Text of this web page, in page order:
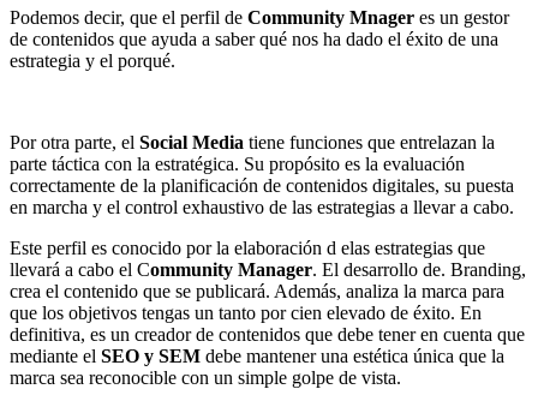
Podemos decir, que el perfil de Community Mnager es un gestor
de contenidos que ayuda a saber qué nos ha dado el éxito de una
estrategia y el porqué.
Por otra parte, el Social Media tiene funciones que entrelazan la
parte táctica con la estratégica. Su propósito es la evaluación
correctamente de la planificación de contenidos digitales, su puesta
en marcha y el control exhaustivo de las estrategias a llevar a cabo.
Este perfil es conocido por la elaboración d elas estrategias que
llevará a cabo el Community Manager. El desarrollo de. Branding,
crea el contenido que se publicará. Además, analiza la marca para
que los objetivos tengas un tanto por cien elevado de éxito. En
definitiva, es un creador de contenidos que debe tener en cuenta que
mediante el SEO y SEM debe mantener una estética única que la
marca sea reconocible con un simple golpe de vista.